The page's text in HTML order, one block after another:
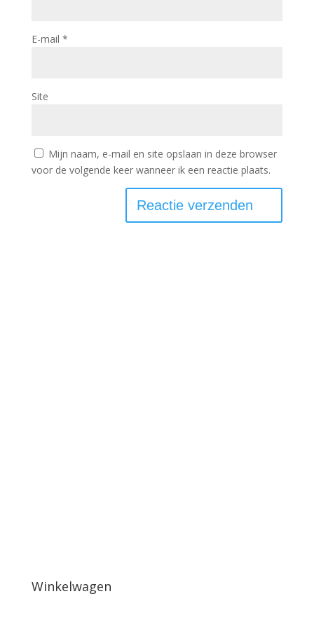
E-mail *
Site
Mijn naam, e-mail en site opslaan in deze browser
voor de volgende keer wanneer ik een reactie plaats.
Winkelwagen